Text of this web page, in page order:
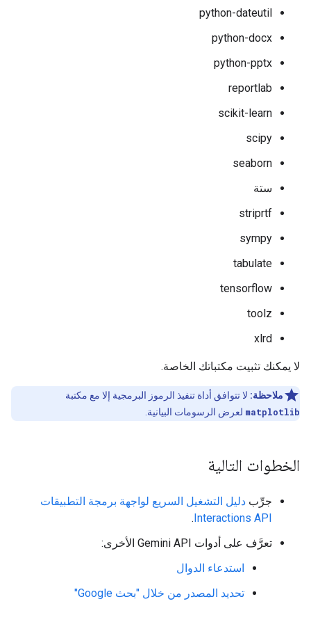
python-dateutil
python-docx
python-pptx
reportlab
scikit-learn
scipy
seaborn
ستة
striprtf
sympy
tabulate
tensorflow
toolz
xlrd
لا يمكنك تثبيت مكتباتك الخاصة.
ملاحظة: لا تتوافق أداة تنفيذ الرموز البرمجية إلا مع مكتبة
matplotlib لعرض الرسومات البيانية.
الخطوات التالية
جرِّب دليل التشغيل السريع لواجهة برمجة التطبيقات
Interactions API
.
تعرَّف على أدوات Gemini API الأخرى:
استدعاء الدوال
تحديد المصدر من خلال "بحث Google"